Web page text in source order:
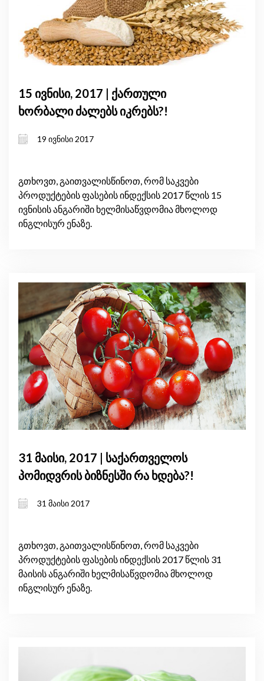
15 ივნისი, 2017 | ქართული
ხორბალი ძალებს იკრებს?!
19 ივნისი 2017
გთხოვთ, გაითვალისწინოთ, რომ საკვები
პროდუქტების ფასების ინდექსის 2017 წლის 15
ივნისის ანგარიში ხელმისაწვდომია მხოლოდ
ინგლისურ ენაზე.
31 მაისი, 2017 | საქართველოს
პომიდვრის ბიზნესში რა ხდება?!
31 მაისი 2017
გთხოვთ, გაითვალისწინოთ, რომ საკვები
პროდუქტების ფასების ინდექსის 2017 წლის 31
მაისის ანგარიში ხელმისაწვდომია მხოლოდ
ინგლისურ ენაზე.